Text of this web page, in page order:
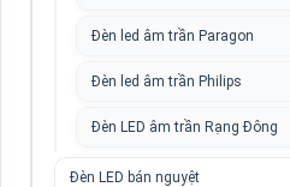
Đèn led âm trần Paragon
Đèn led âm trần Philips
Đèn LED âm trần Rạng Đông
Đèn LED bán nguyệt